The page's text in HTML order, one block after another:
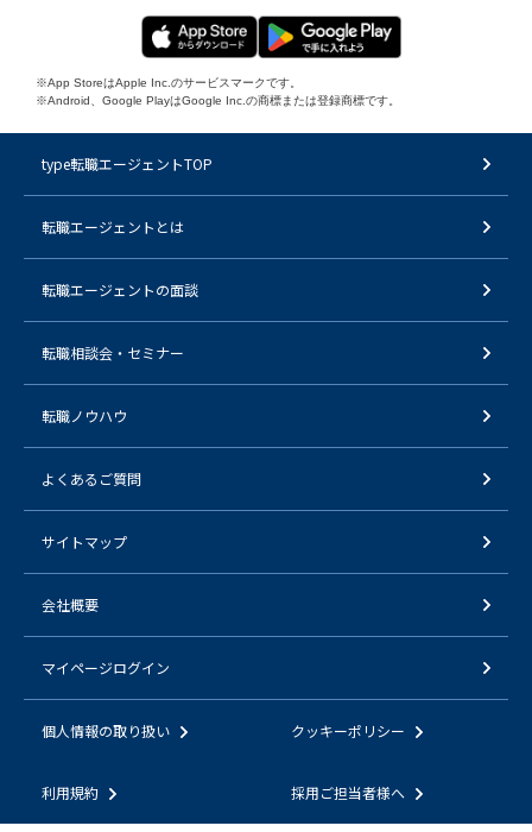
※App StoreはApple Inc.のサービスマークです。
※Android、Google PlayはGoogle Inc.の商標または登録商標です。
type転職エージェントTOP
転職エージェントとは
転職エージェントの面談
転職相談会・セミナー
転職ノウハウ
よくあるご質問
サイトマップ
会社概要
マイページログイン
個人情報の取り扱い クッキーポリシー
利用規約 採用ご担当者様へ